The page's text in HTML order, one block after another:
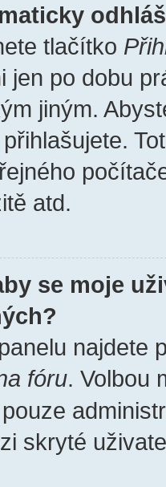
tlačítko
jen po dobu
jiným.
atd.
se moje
najdete
fóru. Volbou
skryté